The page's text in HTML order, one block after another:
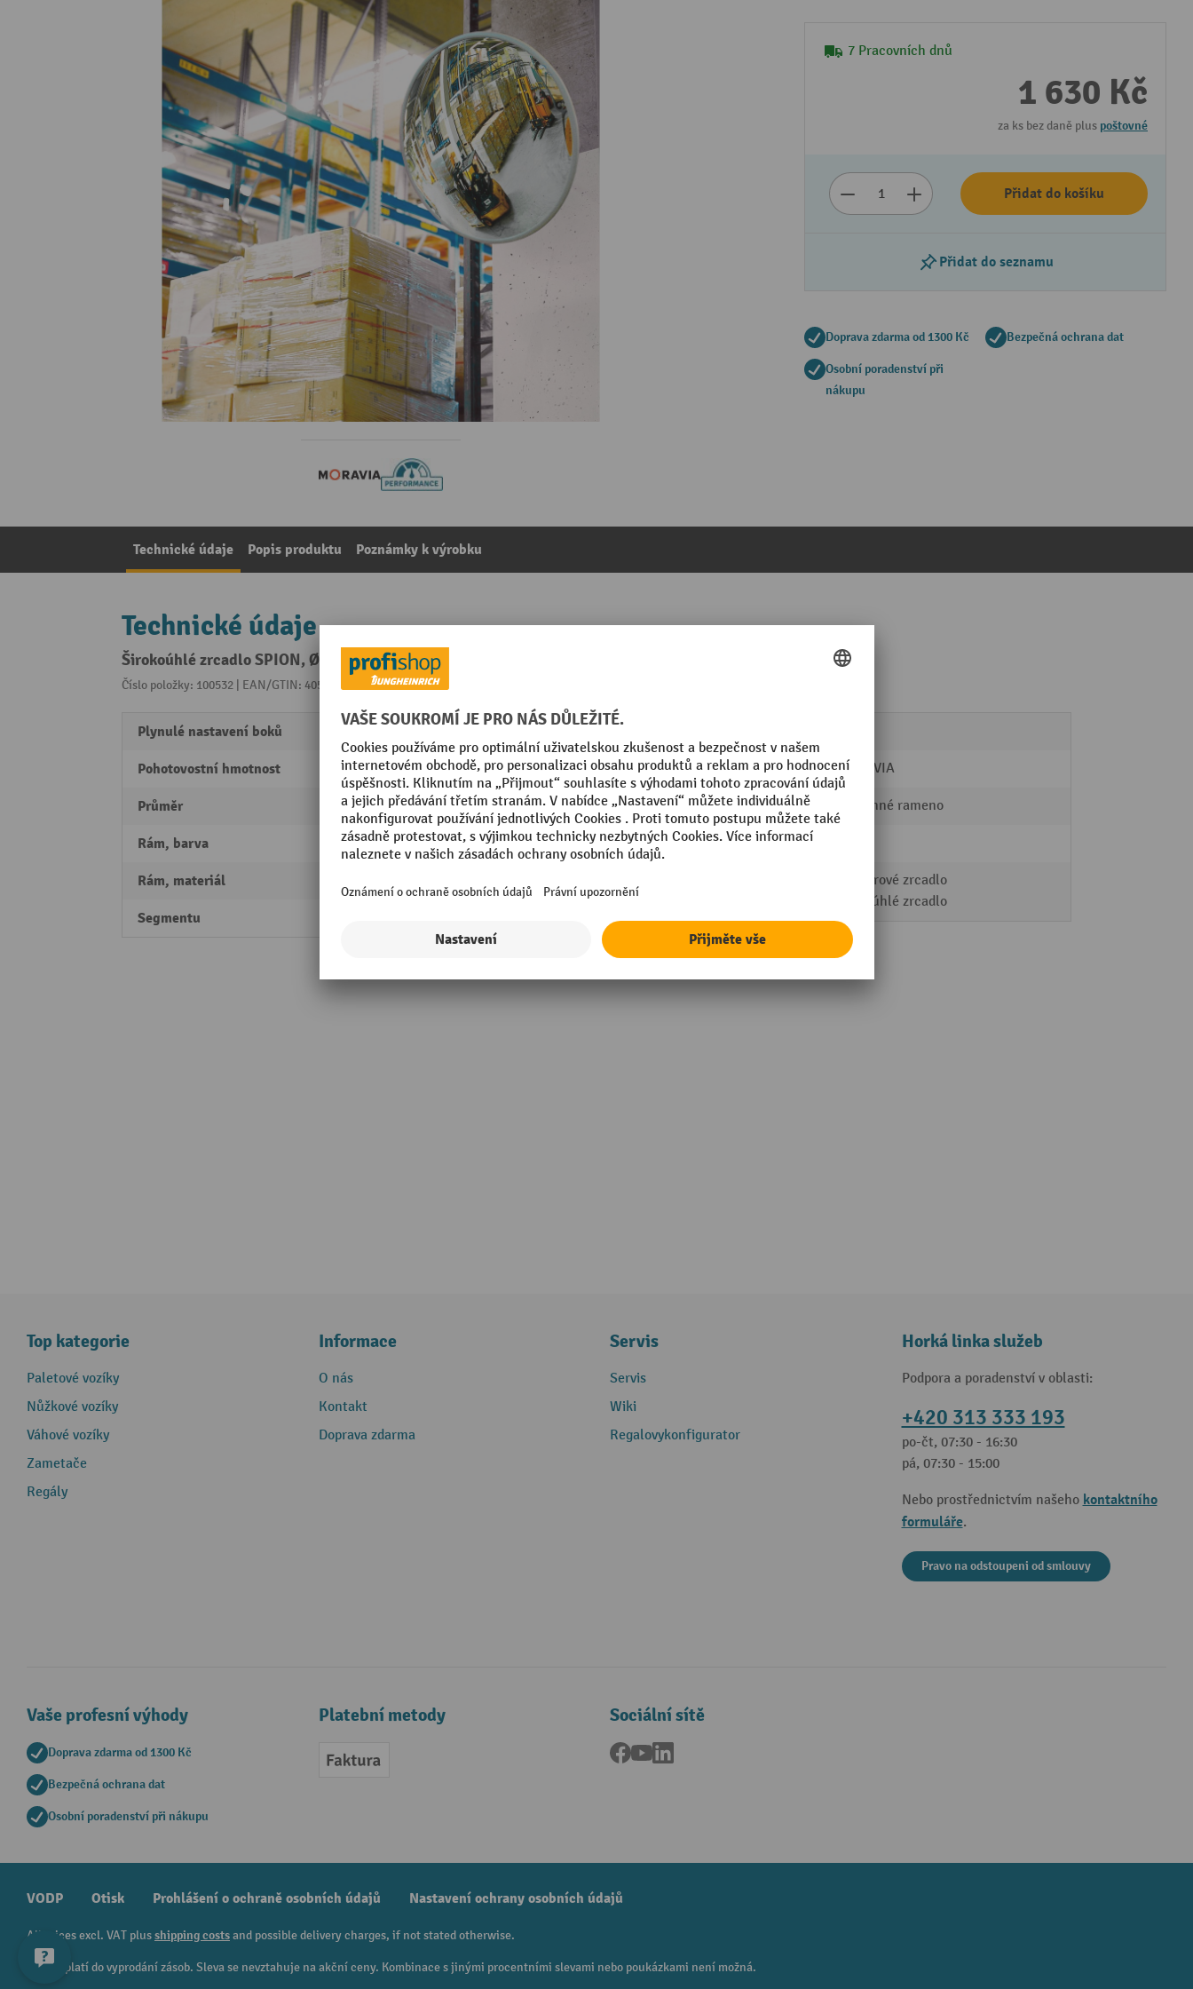
7 Pracovních dnů
1 630 Kč
za ks bez daně plus poštovné
Přidat do košíku
Přidat do seznamu
Doprava zdarma od 1300 Kč Bezpečná ochrana dat
Osobní poradenství při
nákupu
Technické údaje Popis produktu Poznámky k výrobku
Technické údaje
Širokoúhlé zrcadlo SPION, Ø 300 mm
Číslo položky: 100532 | EAN/GTIN: 4055381150338Z kategorie:
Plynulé nastavení boků
Pohotovostní hmotnost 0,9 kg
Průměr 300 mm
Rám, barva šedá
Rám, materiál
Segmentu
Značka MORAVIA
Způsob upevnění Nástěnné rameno
Zrcadlo, materiál
prostorové zrcadlo
širokoúhlé zrcadlo
Top kategorie
Paletové vozíky
Nůžkové vozíky
Váhové vozíky
Zametače
Regály
Informace
O nás
Kontakt
Doprava zdarma
Servis
Servis
Wiki
Regalovykonfigurator
Horká linka služeb
Podpora a poradenství v oblasti:
+420 313 333 193
po-čt, 07:30 - 16:30
pá, 07:30 - 15:00
Nebo prostřednictvím našeho kontaktního
formuláře.
Pravo na odstoupeni od smlouvy
Vaše profesní výhody
Doprava zdarma od 1300 Kč
Bezpečná ochrana dat
Osobní poradenství při nákupu
Platební metody
Faktura
Sociální sítě
Facebook
YouTube
VODP Otisk Prohlášení o ochraně osobních údajů Nastavení ochrany osobních údajů
All prices excl. VAT plusshipping costsand possible delivery charges, if not stated otherwise.
¹ Sleva platí do vyprodání zásob. Sleva se nevztahuje na akční ceny. Kombinace s jinými procentními slevami nebo poukázkami není možná.